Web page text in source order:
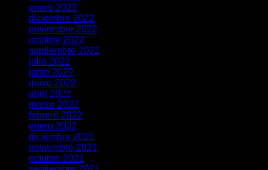
enero 2023
diciembre 2022
noviembre 2022
octubre 2022
septiembre 2022
julio 2022
junio 2022
mayo 2022
abril 2022
marzo 2022
febrero 2022
enero 2022
diciembre 2021
noviembre 2021
octubre 2021